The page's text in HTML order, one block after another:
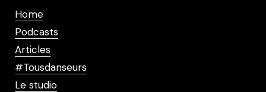
Home
Podcasts
Articles
#Tousdanseurs
Le studio